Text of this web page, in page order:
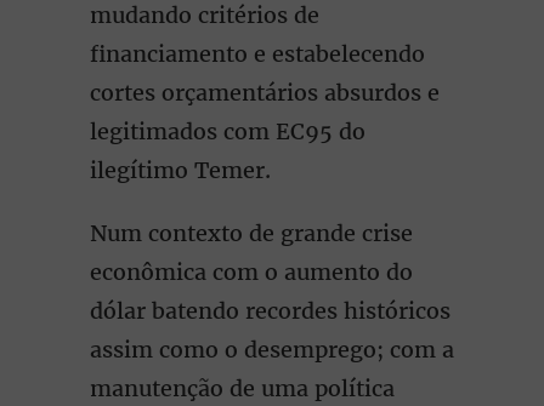
mudando critérios de
financiamento e estabelecendo
cortes orçamentários absurdos e
legitimados com EC95 do
ilegítimo Temer.
Num contexto de grande crise
econômica com o aumento do
dólar batendo recordes históricos
assim como o desemprego; com a
manutenção de uma política